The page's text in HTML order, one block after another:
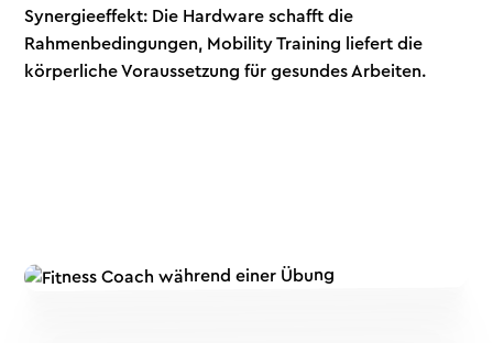
Synergieeffekt: Die Hardware schafft die
Rahmenbedingungen, Mobility Training liefert die
körperliche Voraussetzung für gesundes Arbeiten.